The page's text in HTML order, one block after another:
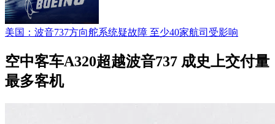
美国：波音737方向舵系统疑故障 至少40家航司受影响
空中客车A320超越波音737 成史上交付量
最多客机